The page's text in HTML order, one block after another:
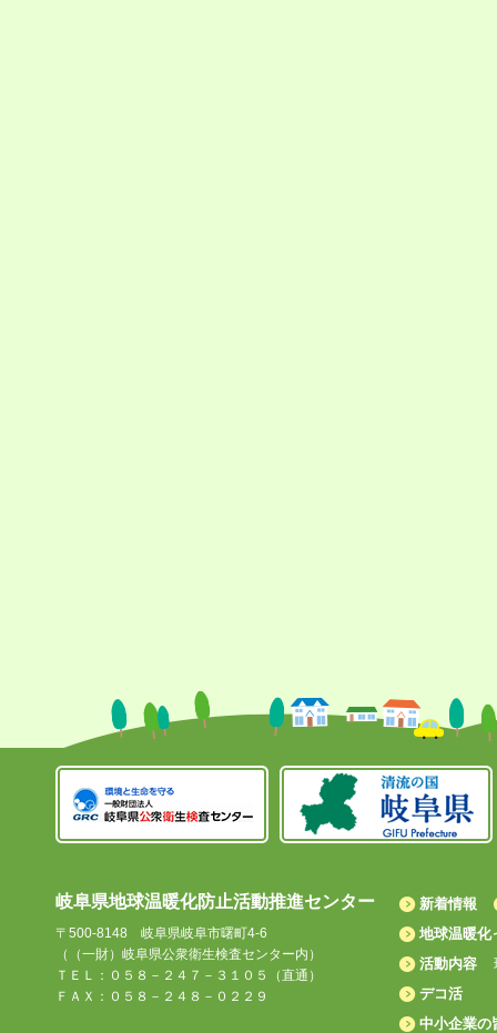
岐阜県地球温暖化防止活動推進センター
〒500-8148 岐阜県岐阜市曙町4-6
（（一財）岐阜県公衆衛生検査センター内）
ＴＥＬ：０５８－２４７－３１０５（直通）
ＦＡＸ：０５８－２４８－０２２９
新着情報
地球温暖化
活動内容
デコ活
中小企業の